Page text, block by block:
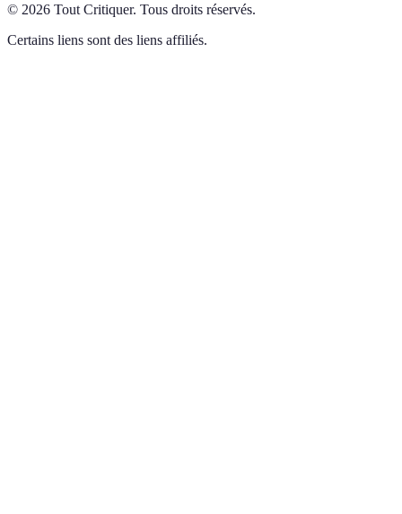
© 2026 Tout Critiquer. Tous droits réservés.
Certains liens sont des liens affiliés.